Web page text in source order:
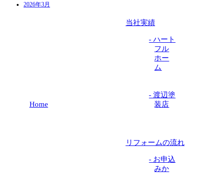
2026年3月
Home
当社実績
- ハート
フル
ホー
ム
- 渡辺塗
装店
リフォームの流れ
- お申込
みか